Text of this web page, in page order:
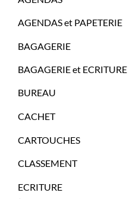
AGENDAS et PAPETERIE
BAGAGERIE
BAGAGERIE et ECRITURE
BUREAU
CACHET
CARTOUCHES
CLASSEMENT
ECRITURE